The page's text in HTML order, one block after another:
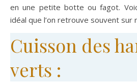
en une petite botte ou fagot.
idéal que l’on retrouve souvent sur
Cuisson des
verts :